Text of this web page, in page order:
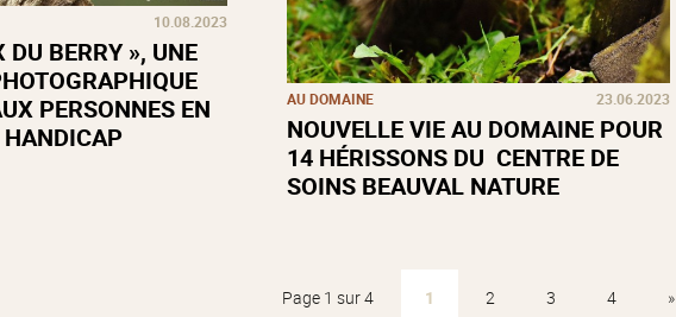
10.08.2023
DU BERRY », UNE
PERSONNES EN
AU DOMAINE 23.06.2023
NOUVELLE VIE AU DOMAINE POUR
14 HÉRISSONS DU CENTRE DE
SOINS BEAUVAL NATURE
Page 1 sur 4 1 2 3 4 »